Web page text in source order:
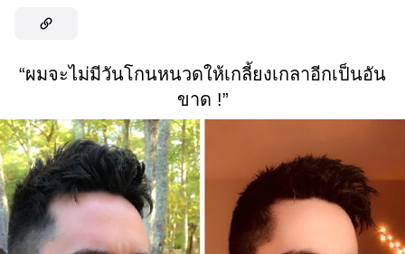
“ผมจะไม่มีวันโกนหนวดให้เกลี้ยงเกลาอีกเป็นอัน
ขาด !”